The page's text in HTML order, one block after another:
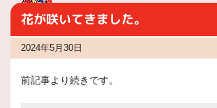
花が咲いてきました。
2024年5月30日
前記事より続きです。